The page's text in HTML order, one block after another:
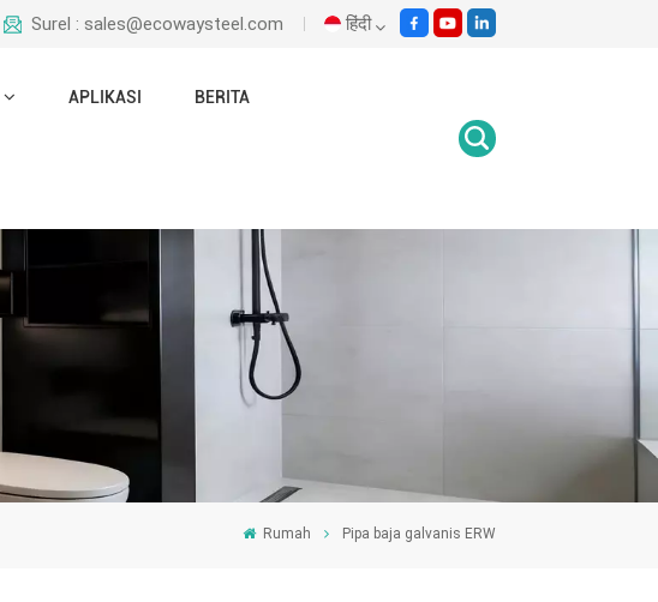
Surel : sales@ecowaysteel.com हिंदी
APLIKASI BERITA
Rumah Pipa baja galvanis ERW